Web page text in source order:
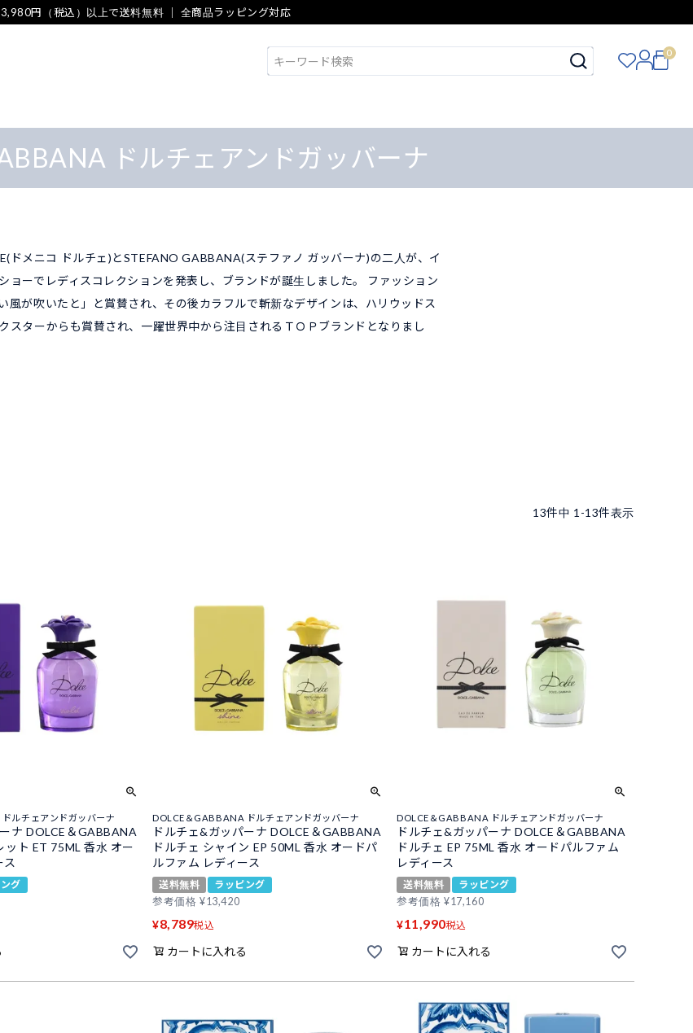
3,980円（税込）以上で送料無料 ｜ 全商品ラッピング対応
0
ドルチェアンドガッバーナ
メニコ ドルチェ)とSTEFANO GABBANA(ステファノ ガッバーナ)の二人が、イ
ョーでレディスコレクションを発表し、ブランドが誕生しました。 ファッション
風が吹いたと」と賞賛され、その後カラフルで斬新なデザインは、ハリウッドス
スターからも賞賛され、一躍世界中から注目されるＴＯＰブランドとなりまし
13件中 1 -13件表示
ルチェアンドガッバーナ
ナ DOLCE＆GABBANA
ット ET 75ML 香水 オー
ス
グ
DOLCE＆GABBANA ドルチェアンドガッバーナ
ドルチェ&ガッパーナ DOLCE＆GABBANA
ドルチェ シャイン EP 50ML 香水 オードパ
ルファム レディース
送料無料
ラッピング
参考価格 ¥13,420
¥8,789税込
カートに入れる
DOLCE＆GABBANA ドルチェアンドガッバーナ
ドルチェ&ガッパーナ DOLCE＆GABBANA
ドルチェ EP 75ML 香水 オードパルファム
レディース
送料無料
ラッピング
参考価格 ¥17,160
¥11,990税込
カートに入れる